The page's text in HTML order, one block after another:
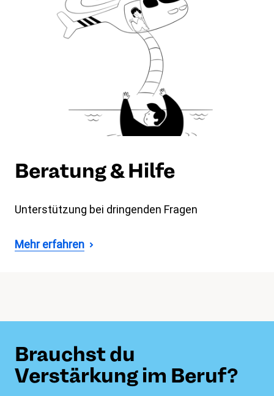
Beratung & Hilfe
Unterstützung bei dringenden Fragen
Mehr erfahren
Brauchst du
Verstärkung im Beruf?